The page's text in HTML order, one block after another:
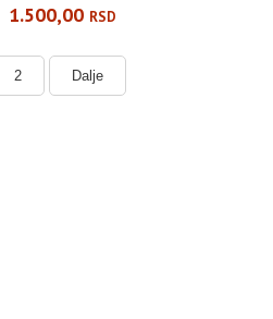
1.500,00 RSD
2 Dalje